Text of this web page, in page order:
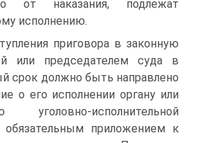
от наказания, подлежат
исполнению.
приговора в законную
или председателем суда в
срок должно быть направлено
о его исполнении органу или
уголовно-исполнительной
приложением к